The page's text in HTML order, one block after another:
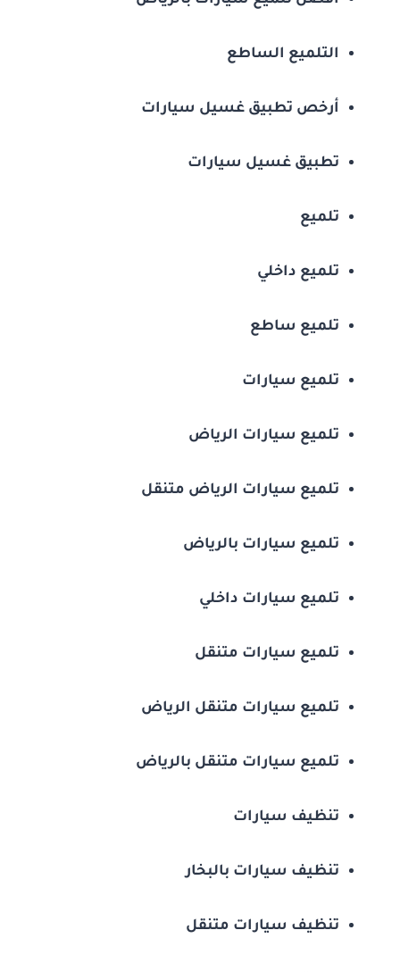
التلميع الساطع
أرخص تطبيق غسيل سيارات
تطبيق غسيل سيارات
تلميع
تلميع داخلي
تلميع ساطع
تلميع سيارات
تلميع سيارات الرياض
تلميع سيارات الرياض متنقل
تلميع سيارات بالرياض
تلميع سيارات داخلي
تلميع سيارات متنقل
تلميع سيارات متنقل الرياض
تلميع سيارات متنقل بالرياض
تنظيف سيارات
تنظيف سيارات بالبخار
تنظيف سيارات متنقل